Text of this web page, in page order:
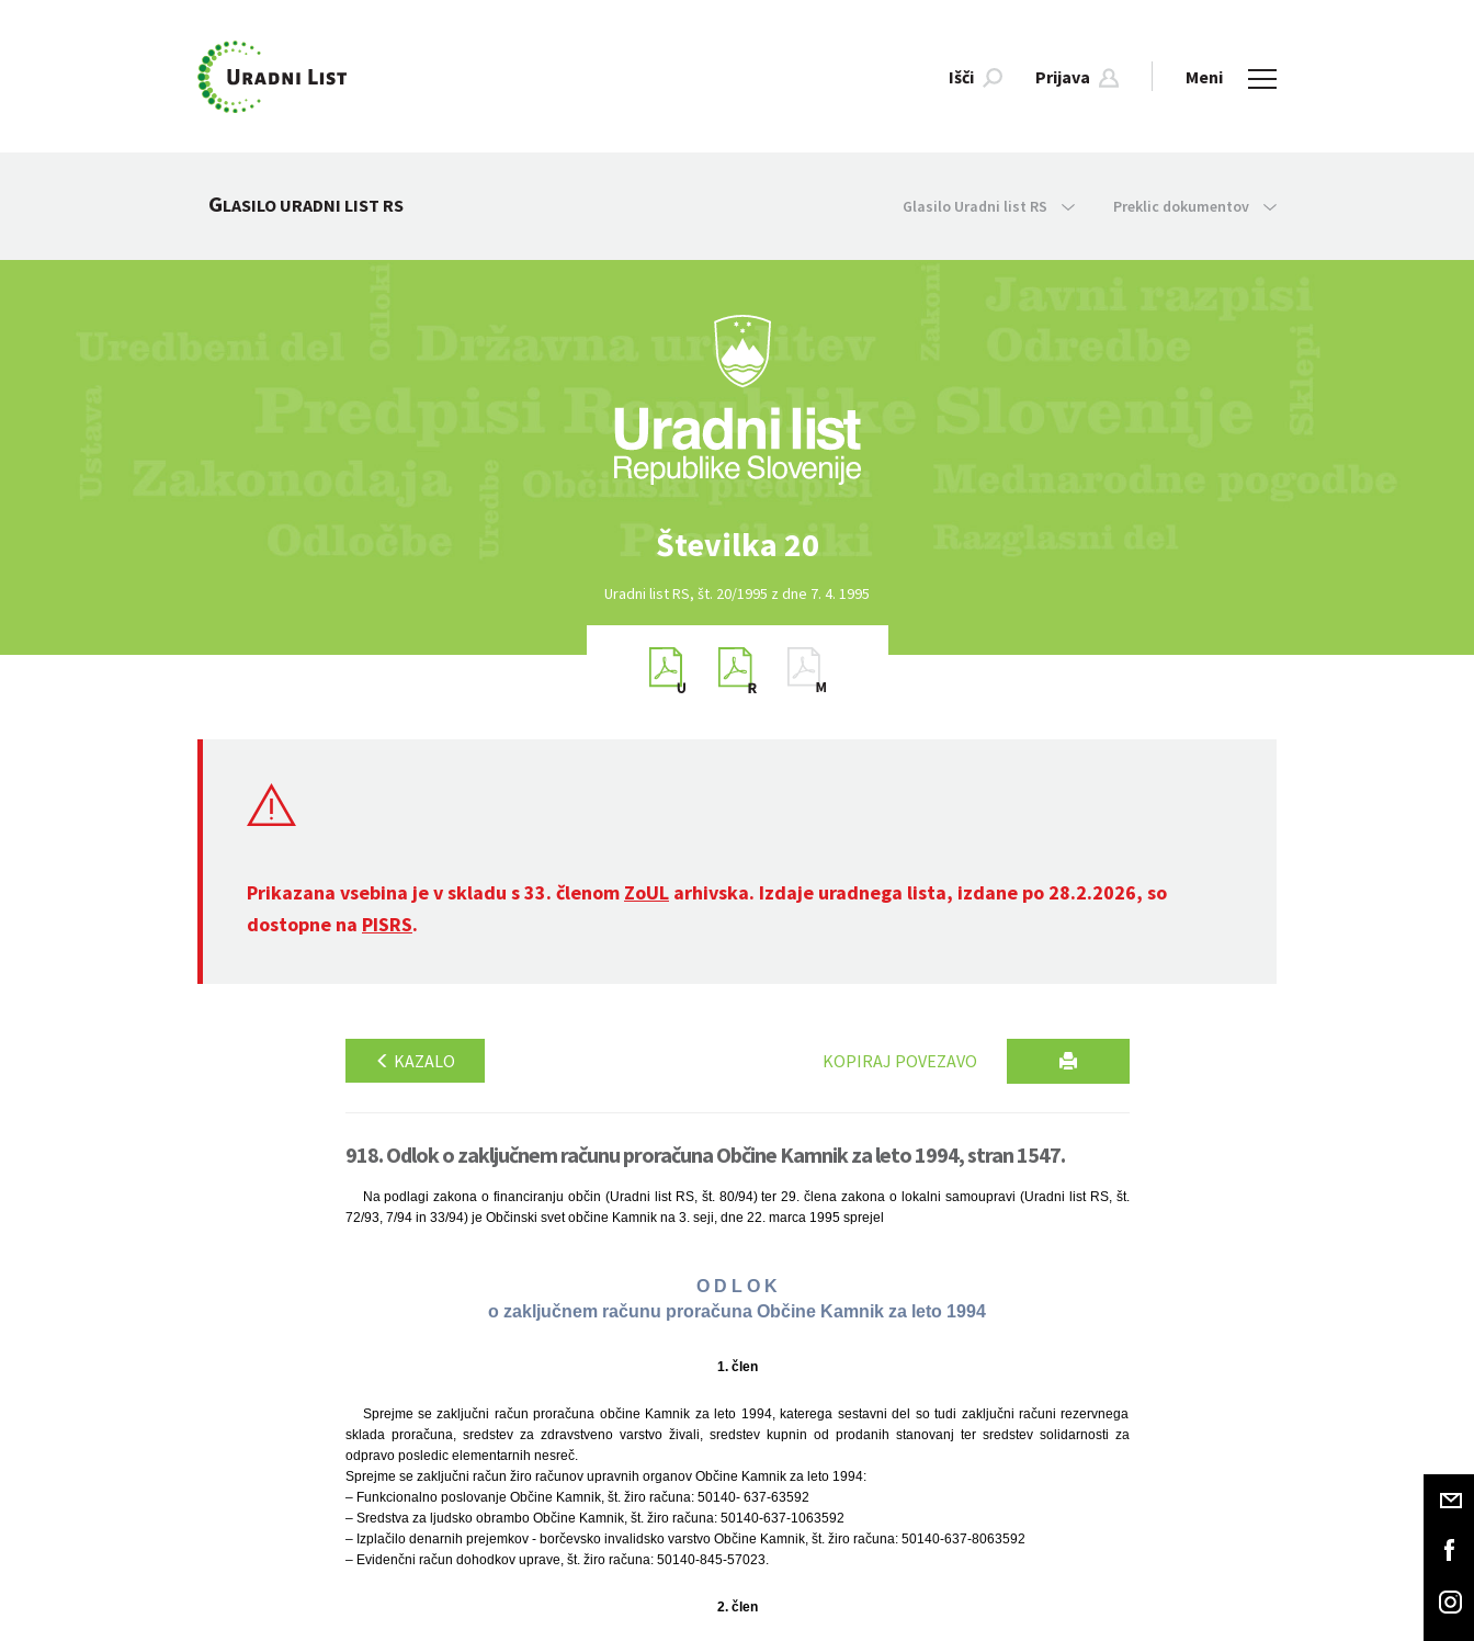
Išči Prijava Meni
GLASILO URADNI LIST RS Glasilo Uradni list RS Preklic dokumentov
Številka 20
Uradni list RS, št. 20/1995 z dne 7. 4. 1995
Prikazana vsebina je v skladu s 33. členom ZoUL arhivska. Izdaje uradnega lista, izdane po 28.2.2026, so
dostopne na PISRS.
KAZALO KOPIRAJ POVEZAVO
918. Odlok o zaključnem računu proračuna Občine Kamnik za leto 1994, stran 1547.
Na podlagi zakona o financiranju občin (Uradni list RS, št. 80/94) ter 29. člena zakona o lokalni samoupravi (Uradni list RS, št.
72/93, 7/94 in 33/94) je Občinski svet občine Kamnik na 3. seji, dne 22. marca 1995 sprejel
O D L O K
o zaključnem računu proračuna Občine Kamnik za leto 1994
1. člen
Sprejme se zaključni račun proračuna občine Kamnik za leto 1994, katerega sestavni del so tudi zaključni računi rezervnega
sklada proračuna, sredstev za zdravstveno varstvo živali, sredstev kupnin od prodanih stanovanj ter sredstev solidarnosti za
odpravo posledic elementarnih nesreč.
Sprejme se zaključni račun žiro računov upravnih organov Občine Kamnik za leto 1994:
– Funkcionalno poslovanje Občine Kamnik, št. žiro računa: 50140- 637-63592
– Sredstva za ljudsko obrambo Občine Kamnik, št. žiro računa: 50140-637-1063592
– Izplačilo denarnih prejemkov - borčevsko invalidsko varstvo Občine Kamnik, št. žiro računa: 50140-637-8063592
– Evidenčni račun dohodkov uprave, št. žiro računa: 50140-845-57023.
2. člen